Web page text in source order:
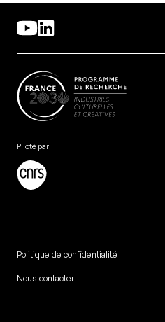
Piloté par
Politique de confidentialité
Nous contacter